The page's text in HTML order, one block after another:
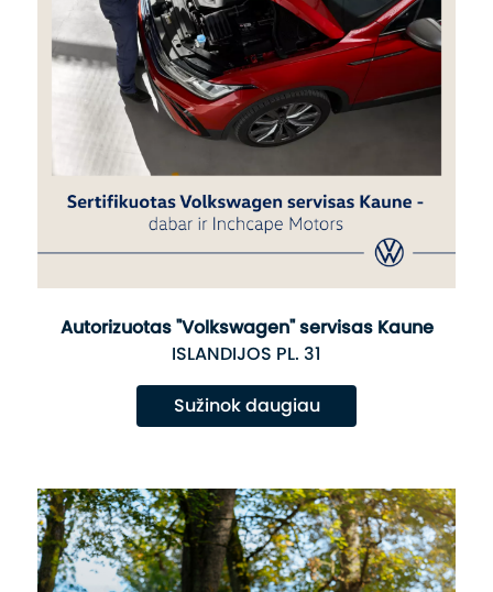
Autorizuotas "Volkswagen" servisas Kaune
ISLANDIJOS PL. 31
Sužinok daugiau